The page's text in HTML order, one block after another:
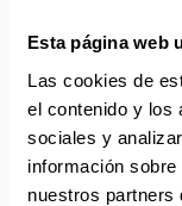
Esta página web
Las cookies de
el contenido y los
sociales y
información
nuestros partners
No realizamos
Reanudamos
con
Si adquieres
pedido se envía